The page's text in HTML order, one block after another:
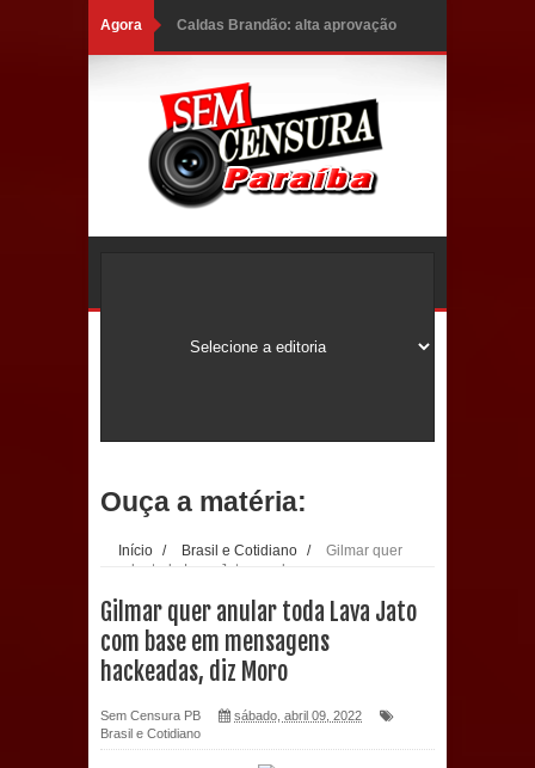
Agora Caldas Brandão: alta aprovação
Rolim e esvazia discurso da oposição
Coordenadora do CEO destaca
dentro do mês trabalhado e injeta R$
12 milhões na economia
Prefeitura de Sapé desenvolve ações
Ouça a matéria:
Início / Brasil e Cotidiano /
Gilmar quer
anular toda Lava Jato com base em mensagens
Gilmar quer anular toda Lava Jato
com base em mensagens
hackeadas, diz Moro
Sem Censura PB
sábado, abril 09, 2022
Brasil e Cotidiano